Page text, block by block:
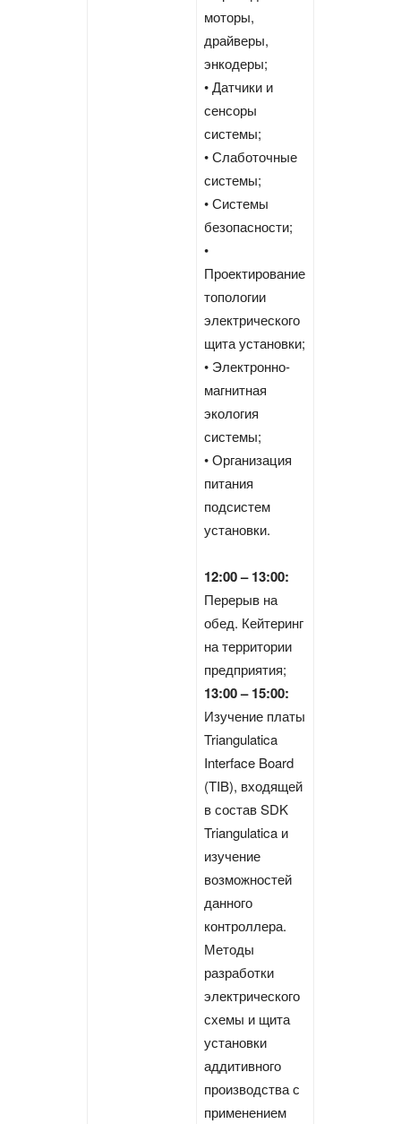
моторы,
драйверы,
энкодеры;
• Датчики и
сенсоры
системы;
• Слаботочные
системы;
• Системы
безопасности;
•
Проектирование
топологии
электрического
щита установки;
• Электронно-
магнитная
экология
системы;
• Организация
питания
подсистем
установки.
12:00 – 13:00:
Перерыв на
обед. Кейтеринг
на территории
предприятия;
13:00 – 15:00:
Изучение платы
Triangulatica
Interface Board
(TIB), входящей
в состав SDK
Triangulatica и
изучение
возможностей
данного
контроллера.
Методы
разработки
электрического
схемы и щита
установки
аддитивного
производства с
применением